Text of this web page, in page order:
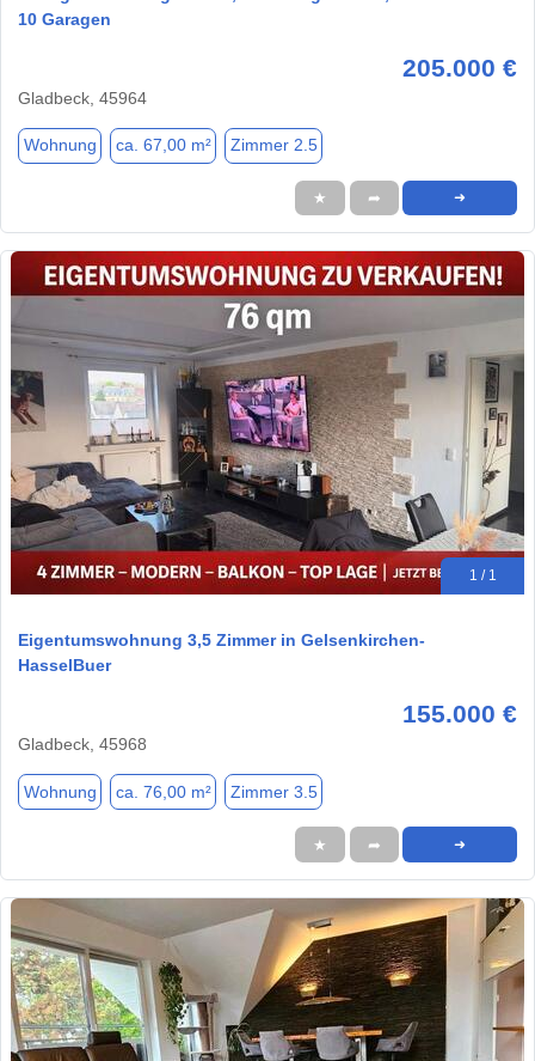
10 Garagen
205.000 €
Gladbeck, 45964
Wohnung ca. 67,00 m² Zimmer 2.5
★ ➦ ➜
1 / 1
Eigentumswohnung 3,5 Zimmer in Gelsenkirchen-
HasselBuer
155.000 €
Gladbeck, 45968
Wohnung ca. 76,00 m² Zimmer 3.5
★ ➦ ➜